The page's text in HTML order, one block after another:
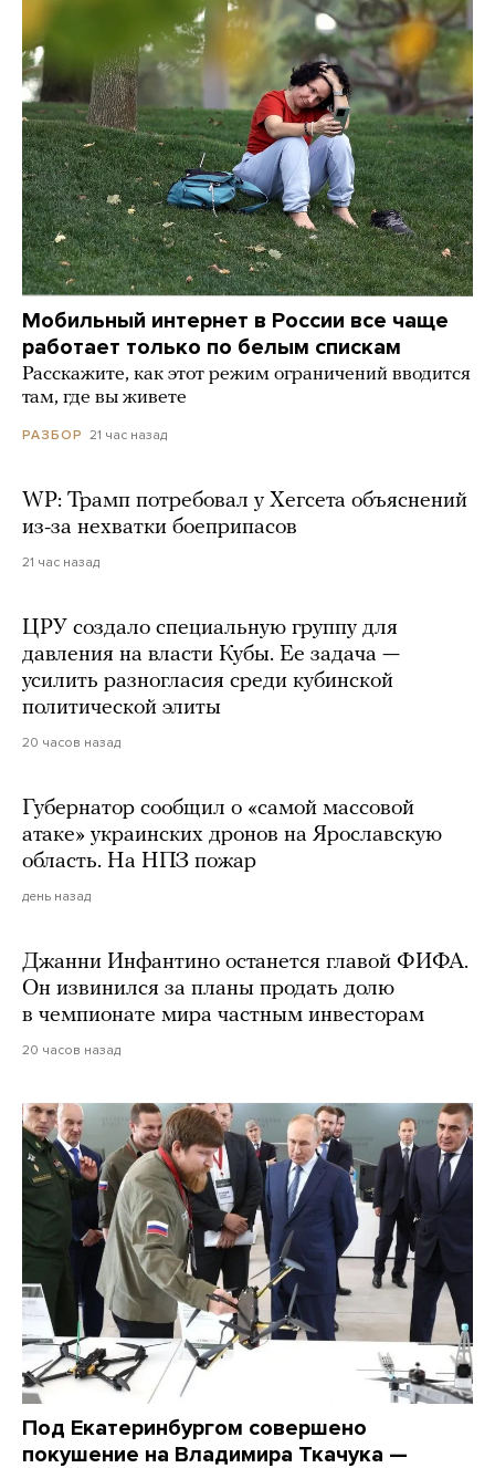
Мобильный интернет в России все чаще
работает только по белым спискам
Расскажите, как этот режим ограничений вводится
там, где вы живете
РАЗБОР 21 час назад
WP: Трамп потребовал у Хегсета объяснений
из-за нехватки боеприпасов
21 час назад
ЦРУ создало специальную группу для
давления на власти Кубы. Ее задача —
усилить разногласия среди кубинской
политической элиты
20 часов назад
Губернатор сообщил о «самой массовой
атаке» украинских дронов на Ярославскую
область. На НПЗ пожар
день назад
Джанни Инфантино останется главой ФИФА.
Он извинился за планы продать долю
в чемпионате мира частным инвесторам
20 часов назад
Под Екатеринбургом совершено
покушение на Владимира Ткачука —